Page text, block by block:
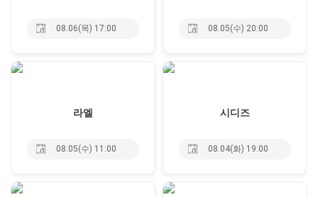
08.06(목) 17:00 08.05(수) 20:00
라엘
08.05(수) 11:00
시디즈
08.04(화) 19:00